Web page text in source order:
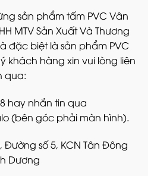
sản phẩm tấm PVC Vân
MTV Sản Xuất Và Thương
đặc biệt là sản phẩm PVC
khách hàng xin vui lòng liên
qua:
hay nhắn tin qua
(bên góc phải màn hình).
Đường số 5, KCN Tân Đông
Dương